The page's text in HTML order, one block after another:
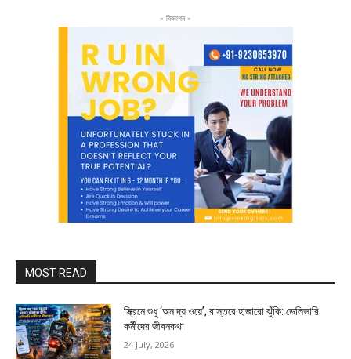
- বিজ্ঞাপন -
MOST READ
স্ক্রিনে শুধু ‘অন দ্য ওয়ে’, বাস্তবে হাজারো ঝুঁকি: ডেলিভারি
কর্মীদের জীবনকথা
24 July, 2026